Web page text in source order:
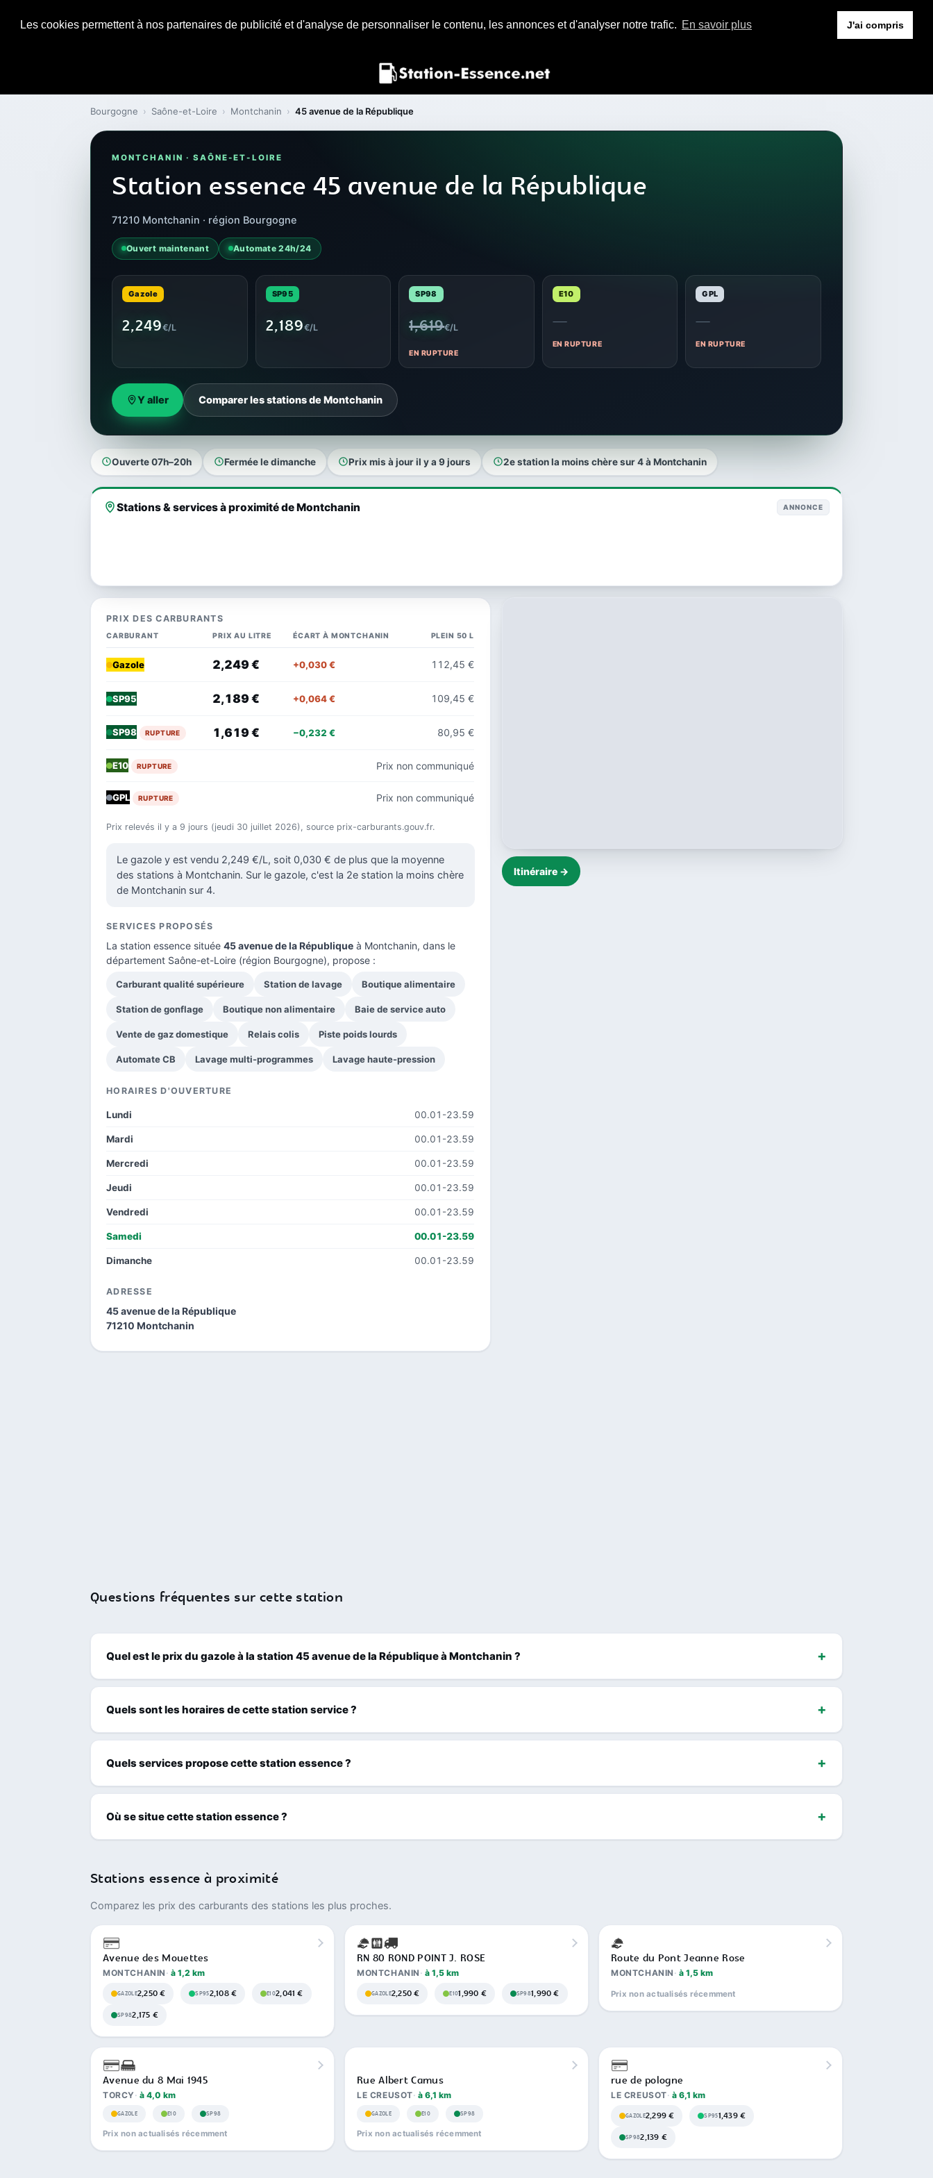
Les cookies permettent à nos partenaires de publicité et d'analyse de personnaliser le contenu, les annonces et d'analyser notre trafic. En savoir plus J'ai compris
Bourgogne › Saône-et-Loire › Montchanin › 45 avenue de la République
MONTCHANIN · SAÔNE-ET-LOIRE
Station essence 45 avenue de la République
71210 Montchanin · région Bourgogne
Ouvert maintenant Automate 24h/24
Gazole
2,249€/L
SP95
2,189€/L
SP98
1,619€/L
EN RUPTURE
E10
—
EN RUPTURE
GPL
—
EN RUPTURE
Y aller Comparer les stations de Montchanin
Ouverte 07h–20h Fermée le dimanche Prix mis à jour il y a 9 jours 2e station la moins chère sur 4 à Montchanin
Stations & services à proximité de Montchanin ANNONCE
PRIX DES CARBURANTS
CARBURANT PRIX AU LITRE ÉCART À MONTCHANIN PLEIN 50 L
Gazole 2,249 € +0,030 € 112,45 €
SP95 2,189 € +0,064 € 109,45 €
SP98 RUPTURE 1,619 € −0,232 € 80,95 €
E10 RUPTURE Prix non communiqué
GPL RUPTURE Prix non communiqué
Prix relevés il y a 9 jours (jeudi 30 juillet 2026), source prix-carburants.gouv.fr.
Le gazole y est vendu 2,249 €/L, soit 0,030 € de plus que la moyenne
des stations à Montchanin. Sur le gazole, c'est la 2e station la moins chère
de Montchanin sur 4.
SERVICES PROPOSÉS
La station essence située 45 avenue de la République à Montchanin, dans le
département Saône-et-Loire (région Bourgogne), propose :
Carburant qualité supérieure Station de lavage Boutique alimentaire
Station de gonflage Boutique non alimentaire Baie de service auto
Vente de gaz domestique Relais colis Piste poids lourds
Automate CB Lavage multi-programmes Lavage haute-pression
HORAIRES D'OUVERTURE
Lundi 00.01-23.59
Mardi 00.01-23.59
Mercredi 00.01-23.59
Jeudi 00.01-23.59
Vendredi 00.01-23.59
Samedi 00.01-23.59
Dimanche 00.01-23.59
ADRESSE
45 avenue de la République
71210 Montchanin
Itinéraire →
Questions fréquentes sur cette station
Quel est le prix du gazole à la station 45 avenue de la République à Montchanin ?
Quels sont les horaires de cette station service ?
Quels services propose cette station essence ?
Où se situe cette station essence ?
Stations essence à proximité
Comparez les prix des carburants des stations les plus proches.
Avenue des Mouettes
MONTCHANIN à 1,2 km
GAZOLE2,250 € SP952,108 € E102,041 €
SP982,175 €
RN 80 ROND POINT J. ROSE
MONTCHANIN à 1,5 km
GAZOLE2,250 € E101,990 € SP981,990 €
Route du Pont Jeanne Rose
MONTCHANIN à 1,5 km
Prix non actualisés récemment
Avenue du 8 Mai 1945
TORCY à 4,0 km
GAZOLE E10 SP98
Prix non actualisés récemment
Rue Albert Camus
LE CREUSOT à 6,1 km
GAZOLE E10 SP98
Prix non actualisés récemment
rue de pologne
LE CREUSOT à 6,1 km
GAZOLE2,299 € SP951,439 €
SP982,139 €